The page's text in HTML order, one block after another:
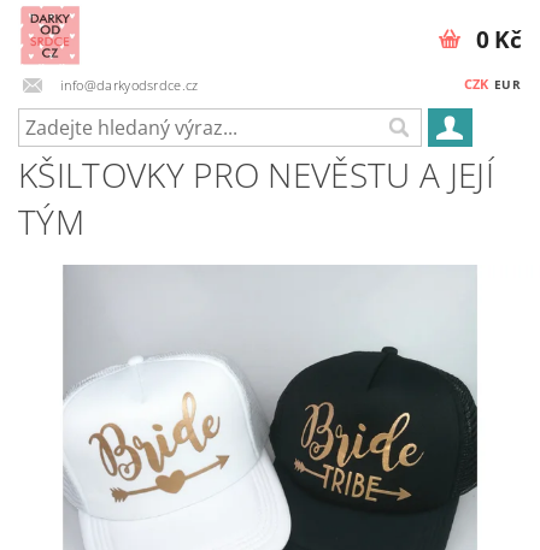
info@darkyodsrdce.cz CZK EUR
0 Kč
KŠILTOVKY PRO NEVĚSTU A JEJÍ
TÝM